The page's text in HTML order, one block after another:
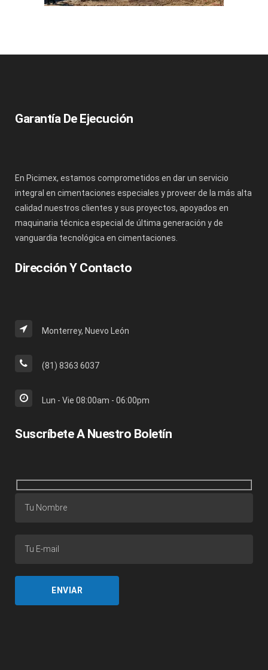
Garantía De Ejecución
En Picimex, estamos comprometidos en dar un servicio
integral en cimentaciones especiales y proveer de la más alta
calidad nuestros clientes y sus proyectos, apoyados en
maquinaria técnica especial de última generación y de
vanguardia tecnológica en cimentaciones.
Dirección Y Contacto
Monterrey, Nuevo León
(81) 8363 6037
Lun - Vie 08:00am - 06:00pm
Suscríbete A Nuestro Boletín